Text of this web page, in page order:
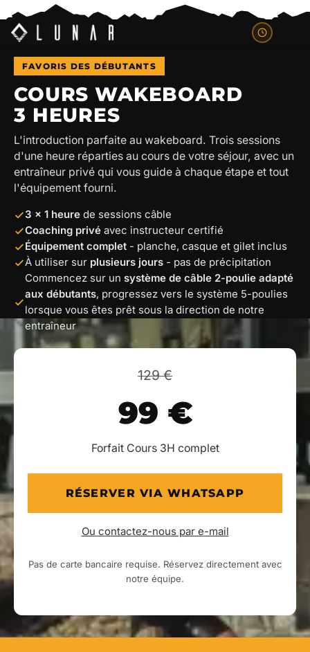
FAVORIS DES DÉBUTANTS
COURS WAKEBOARD
3 HEURES
L'introduction parfaite au wakeboard. Trois sessions
d'une heure réparties au cours de votre séjour, avec un
entraîneur privé qui vous guide à chaque étape et tout
l'équipement fourni.
3 x 1 heure de sessions câble
Coaching privé avec instructeur certifié
Équipement complet - planche, casque et gilet inclus
À utiliser sur plusieurs jours - pas de précipitation
Commencez sur un système de câble 2-poulie adapté
aux débutants, progressez vers le système 5-poulies
lorsque vous êtes prêt sous la direction de notre
entraîneur
129 €
99 €
Forfait Cours 3H complet
RÉSERVER VIA WHATSAPP
Ou contactez-nous par e-mail
Pas de carte bancaire requise. Réservez directement avec
notre équipe.